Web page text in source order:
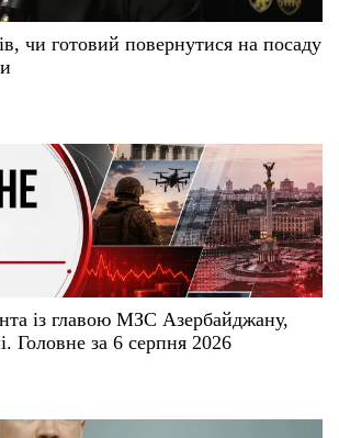
чи готовий повернутися на посаду
із главою МЗС Азербайджану,
Головне за 6 серпня 2026